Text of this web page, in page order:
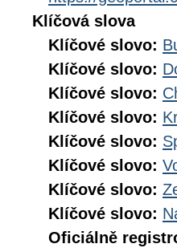
Klíčová slova
Klíčové slovo:
Klíčové slovo:
Klíčové slovo:
Klíčové slovo:
Klíčové slovo:
Klíčové slovo:
Klíčové slovo:
Klíčové slovo:
Oficiálně